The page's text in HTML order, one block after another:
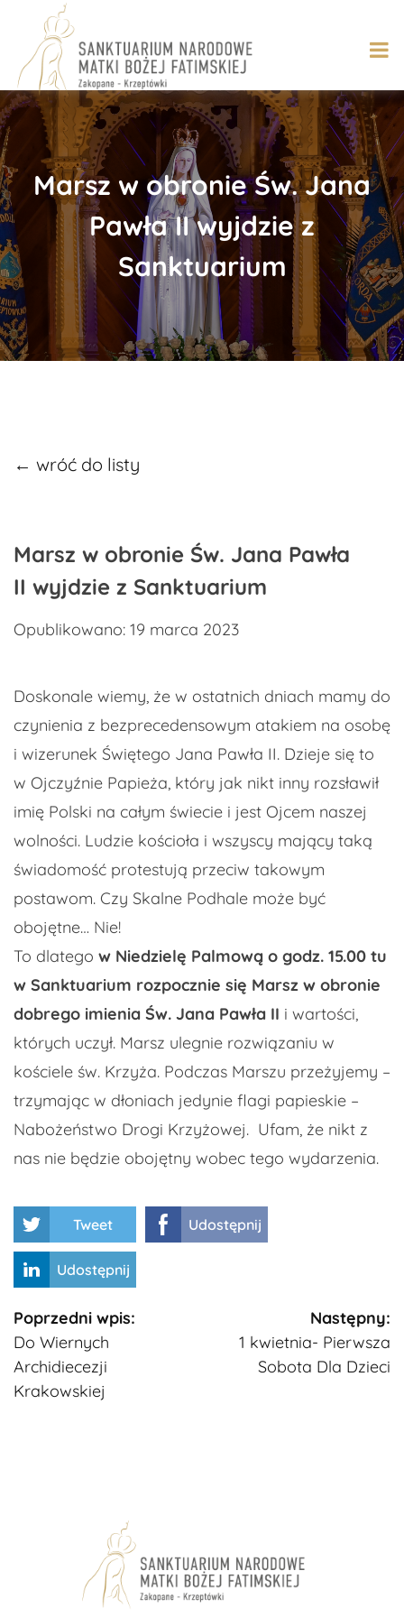
content
Marsz w obronie Św. Jana
Pawła II wyjdzie z
Sanktuarium
← wróć do listy
Marsz w obronie Św. Jana Pawła
II wyjdzie z Sanktuarium
Opublikowano: 19 marca 2023
Doskonale wiemy, że w ostatnich dniach mamy do
czynienia z bezprecedensowym atakiem na osobę
i wizerunek Świętego Jana Pawła II. Dzieje się to
w Ojczyźnie Papieża, który jak nikt inny rozsławił
imię Polski na całym świecie i jest Ojcem naszej
wolności. Ludzie kościoła i wszyscy mający taką
świadomość protestują przeciw takowym
postawom. Czy Skalne Podhale może być
obojętne… Nie!
To dlatego w Niedzielę Palmową o godz. 15.00 tu
w Sanktuarium rozpocznie się Marsz w obronie
dobrego imienia Św. Jana Pawła II i wartości,
których uczył. Marsz ulegnie rozwiązaniu w
kościele św. Krzyża. Podczas Marszu przeżyjemy –
trzymając w dłoniach jedynie flagi papieskie –
Nabożeństwo Drogi Krzyżowej. Ufam, że nikt z
nas nie będzie obojętny wobec tego wydarzenia.
Tweet Udostępnij
Udostępnij
Kontynuuj
czytanie
Poprzedni wpis:
Do Wiernych
Archidiecezji
Krakowskiej
Następny:
1 kwietnia- Pierwsza
Sobota Dla Dzieci